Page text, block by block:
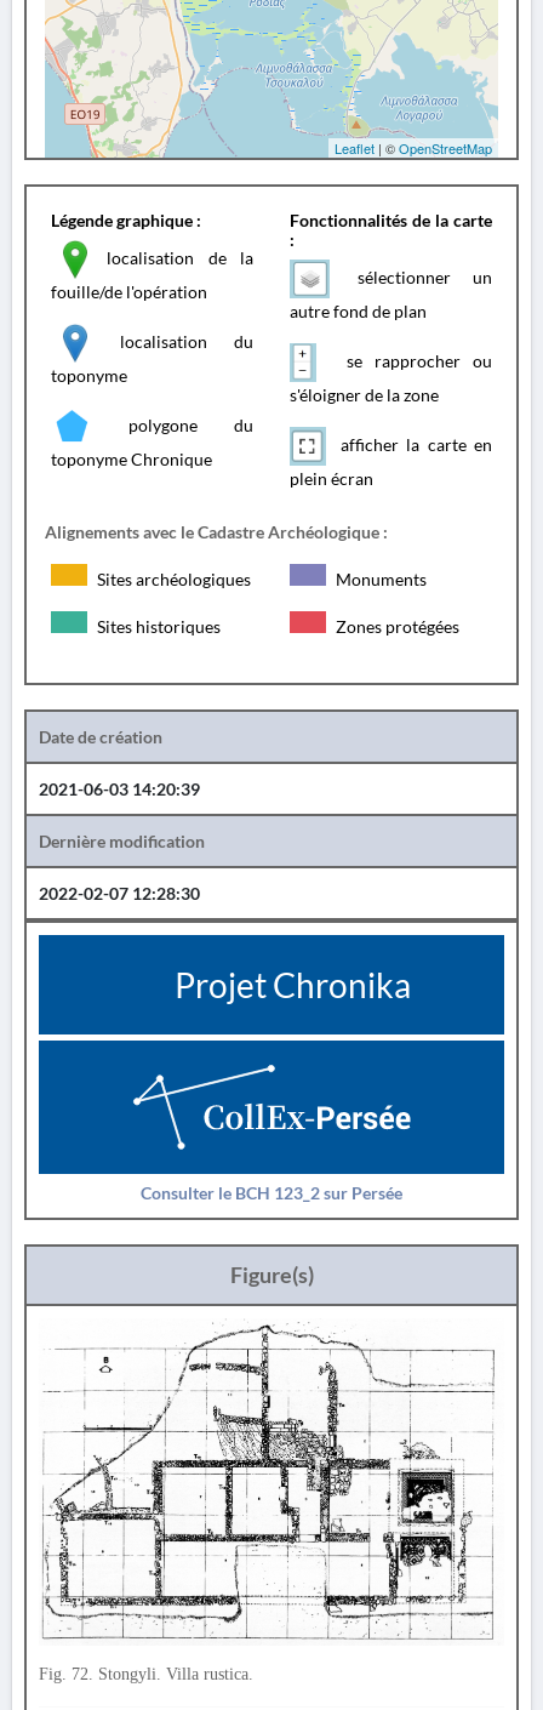
Leaflet | ©OpenStreetMap
Légende graphique :
localisation de la
fouille/de l'opération
localisation du
toponyme
polygone du
toponyme Chronique
Fonctionnalités de la carte
:
sélectionner un
autre fond de plan
se rapprocher ou
s'éloigner de la zone
afficher la carte en
plein écran
Alignements avec le Cadastre Archéologique :
Sites archéologiques Monuments
Sites historiques Zones protégées
Date de création
2021-06-03 14:20:39
Dernière modification
2022-02-07 12:28:30
Projet Chronika
Consulter le BCH 123_2 sur Persée
Figure(s)
Fig. 72. Stongyli. Villa rustica.